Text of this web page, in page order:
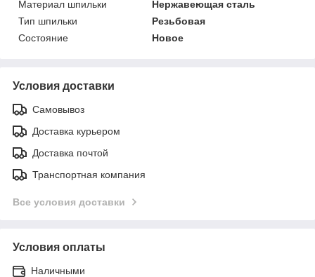
Материал шпильки
Нержавеющая сталь
Тип шпильки
Резьбовая
Состояние
Новое
Условия доставки
Самовывоз
Доставка курьером
Доставка почтой
Транспортная компания
Все условия доставки
Условия оплаты
Наличными